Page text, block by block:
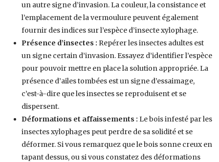
un autre signe d’invasion. La couleur, la consistance et
l’emplacement de la vermoulure peuvent également
fournir des indices sur l’espèce d’insecte xylophage.
Présence d’insectes : Repérer les insectes adultes est
un signe certain d’invasion. Essayez d’identifier l’espèce
pour pouvoir mettre en place la solution appropriée. La
présence d’ailes tombées est un signe d’essaimage,
c’est-à-dire que les insectes se reproduisent et se
dispersent.
Déformations et affaissements : Le bois infesté par les
insectes xylophages peut perdre de sa solidité et se
déformer. Si vous remarquez que le bois sonne creux en
tapant dessus, ou si vous constatez des déformations